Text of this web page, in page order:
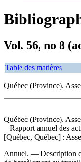
Vol. 56, no 8
Table des matières
Québec (Province).
Québec (Province).
Rapport annuel des
[Québec, Québec] :
Annuel. — Description